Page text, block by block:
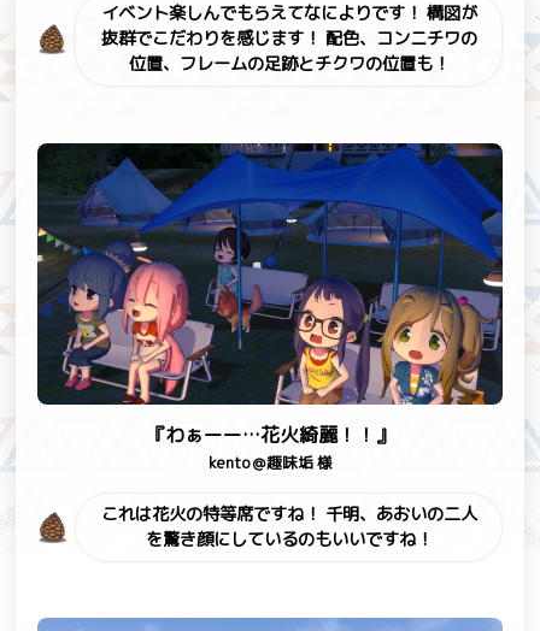
イベント楽しんでもらえてなによりです！ 構図が
抜群でこだわりを感じます！ 配色、コンニチワの
位置、フレームの足跡とチクワの位置も！
『わぁーー…花火綺麗！！』
kento＠趣味垢 様
これは花火の特等席ですね！ 千明、あおいの二人
を驚き顔にしているのもいいですね！